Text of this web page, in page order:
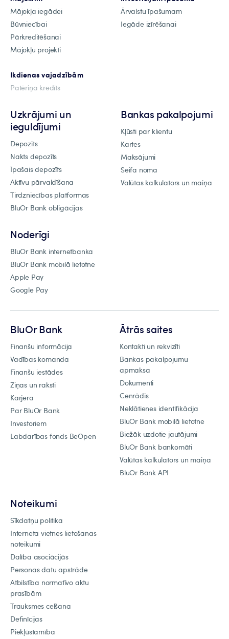
Mājokļa iegādei
Būvniecībai
Pārkreditēšanai
Mājokļu projekti
Ārvalstu īpašumam
Iegāde izīrēšanai
Ikdienas vajadzībām
Patēriņa kredīts
Uzkrājumi un
ieguldījumi
Depozīts
Nakts depozīts
Īpašais depozīts
Aktīvu pārvaldīšana
Tirdzniecības platformas
BluOr Bank obligācijas
Bankas pakalpojumi
Kļūsti par klientu
Kartes
Maksājumi
Seifa noma
Valūtas kalkulators un maiņa
Noderīgi
BluOr Bank internetbanka
BluOr Bank mobilā lietotne
Apple Pay
Google Pay
BluOr Bank
Finanšu informācija
Vadības komanda
Finanšu iestādes
Ziņas un raksti
Karjera
Par BluOr Bank
Investoriem
Labdarības fonds BeOpen
Ātrās saites
Kontakti un rekvizīti
Bankas pakalpojumu
apmaksa
Dokumenti
Cenrādis
Neklātienes identifikācija
BluOr Bank mobilā lietotne
Biežāk uzdotie jautājumi
BluOr Bank bankomāti
Valūtas kalkulators un maiņa
BluOr Bank API
Noteikumi
Sīkdatņu politika
Interneta vietnes lietošanas
noteikumi
Dalība asociācijās
Personas datu apstrāde
Atbilstība normatīvo aktu
prasībām
Trauksmes celšana
Definīcijas
Piekļūstamība